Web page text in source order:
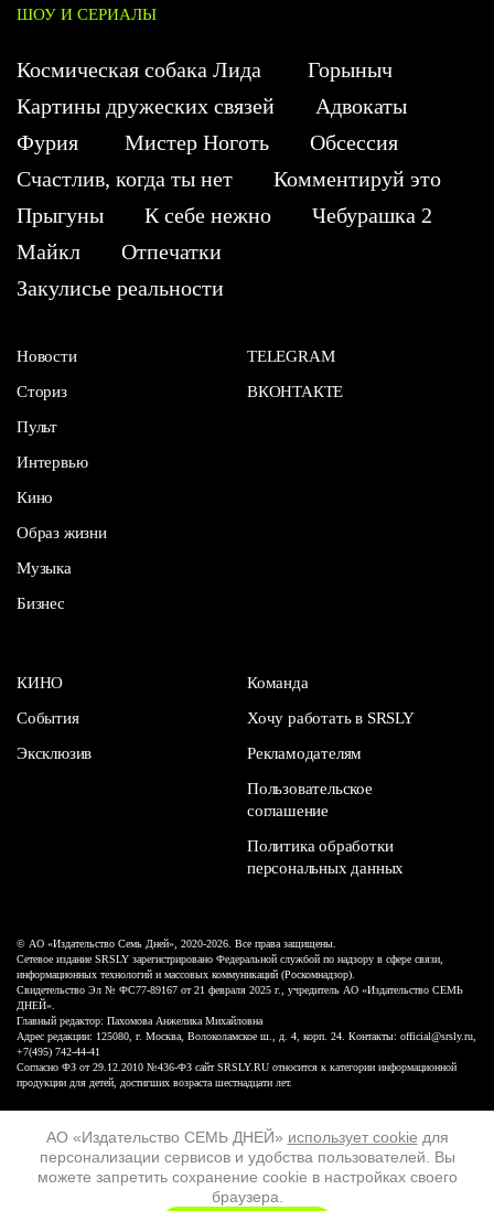
АО «Издательство СЕМЬ ДНЕЙ» использует cookie для
персонализации сервисов и удобства пользователей. Вы
можете запретить сохранение cookie в настройках своего
браузера.
ШОУ И СЕРИАЛЫ
Космическая собака Лида
Горыныч
Картины дружеских связей
Адвокаты
Фурия
Мистер Ноготь
Обсессия
Счастлив, когда ты нет
Комментируй это
Прыгуны
К себе нежно
Чебурашка 2
Майкл
Отпечатки
Закулисье реальности
Новости
Сториз
Пульт
Интервью
Кино
Образ жизни
Музыка
Бизнес
TELEGRAM
ВКОНТАКТЕ
КИНО
События
Эксклюзив
Команда
Хочу работать в SRSLY
Рекламодателям
Пользовательское
соглашение
Политика обработки
персональных данных
16+
© АО «Издательство Семь Дней», 2020-2026. Все права защищены.
Сетевое издание SRSLY зарегистрировано Федеральной службой по надзору в сфере связи,
информационных технологий и массовых коммуникаций (Роскомнадзор).
Свидетельство Эл № ФС77-89167 от 21 февраля 2025 г., учредитель АО «Издательство СЕМЬ
ДНЕЙ».
Главный редактор: Пахомова Анжелика Михайловна
Адрес редакции: 125080, г. Москва, Волоколамское ш., д. 4, корп. 24. Контакты: official@srsly.ru,
+7(495) 742-44-41
Согласно ФЗ от 29.12.2010 №436-ФЗ сайт SRSLY.RU относится к категории информационной
продукции для детей, достигших возраста шестнадцати лет.